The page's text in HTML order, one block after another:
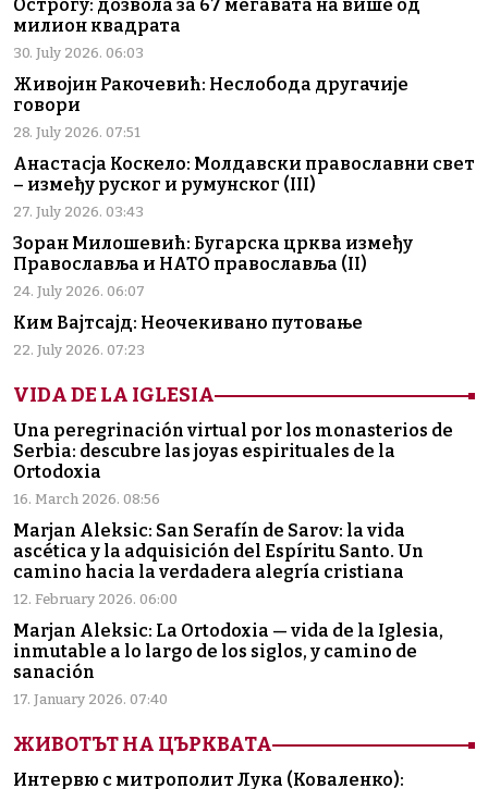
Острогу: дозвола за 67 мегавата на више од
милион квадрата
30. July 2026. 06:03
Живојин Ракочевић: Неслобода другачије
говори
28. July 2026. 07:51
Анастасја Коскело: Молдавски православни свет
– између руског и румунског (III)
27. July 2026. 03:43
Зоран Милошевић: Бугарска црква између
Православља и НАТО православља (II)
24. July 2026. 06:07
Ким Вајтсајд: Неочекивано путовање
22. July 2026. 07:23
VIDA DE LA IGLESIA
Una peregrinación virtual por los monasterios de
Serbia: descubre las joyas espirituales de la
Ortodoxia
16. March 2026. 08:56
Marjan Aleksic: San Serafín de Sarov: la vida
ascética y la adquisición del Espíritu Santo. Un
camino hacia la verdadera alegría cristiana
12. February 2026. 06:00
Marjan Aleksic: La Ortodoxia — vida de la Iglesia,
inmutable a lo largo de los siglos, y camino de
sanación
17. January 2026. 07:40
ЖИВОТЪТ НА ЦЪРКВАТА
Интервю с митрополит Лука (Коваленко):